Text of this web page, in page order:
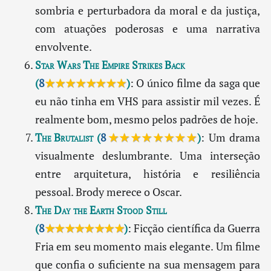
sombria e perturbadora da moral e da justiça,
com atuações poderosas e uma narrativa
envolvente.
Star Wars The Empire Strikes Back
(8★★★★★★★★): O único filme da saga que
eu não tinha em VHS para assistir mil vezes. É
realmente bom, mesmo pelos padrões de hoje.
The Brutalist(8★★★★★★★★): Um drama
visualmente deslumbrante. Uma interseção
entre arquitetura, história e resiliência
pessoal. Brody merece o Oscar.
The Day the Earth Stood Still
(8★★★★★★★★): Ficção científica da Guerra
Fria em seu momento mais elegante. Um filme
que confia o suficiente na sua mensagem para